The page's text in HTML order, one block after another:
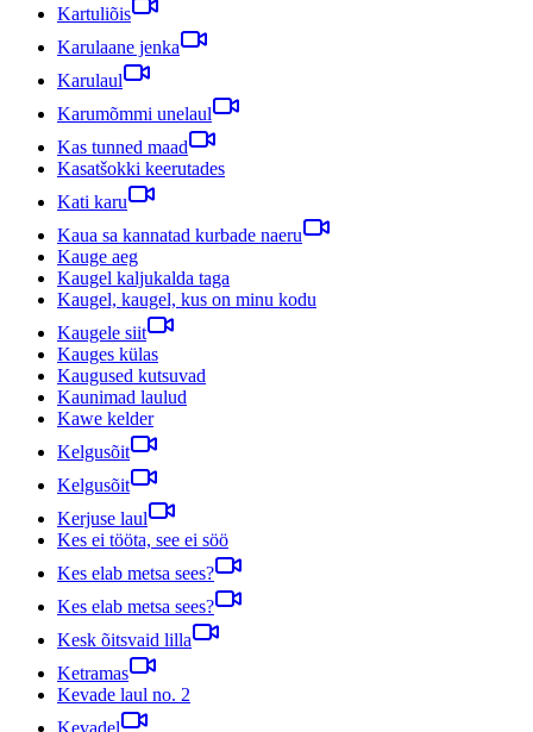
Kartuliõis
Karulaane jenka
Karulaul
Karumõmmi unelaul
Kas tunned maad
Kasatšokki keerutades
Kati karu
Kaua sa kannatad kurbade naeru
Kauge aeg
Kaugel kaljukalda taga
Kaugel, kaugel, kus on minu kodu
Kaugele siit
Kauges külas
Kaugused kutsuvad
Kaunimad laulud
Kawe kelder
Kelgusõit
Kelgusõit
Kerjuse laul
Kes ei tööta, see ei söö
Kes elab metsa sees?
Kes elab metsa sees?
Kesk õitsvaid lilla
Ketramas
Kevade laul no. 2
Kevadel